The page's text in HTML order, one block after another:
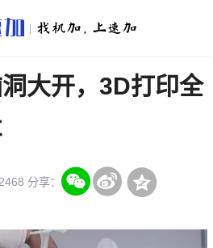
洞大开，3D打印全
分享：